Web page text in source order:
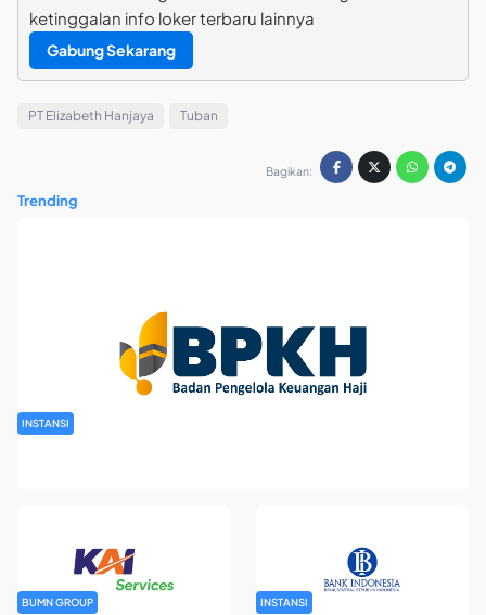
ketinggalan info loker terbaru lainnya
Gabung Sekarang
PT Elizabeth Hanjaya Tuban
Bagikan:
Trending
INSTANSI
BUMN GROUP INSTANSI